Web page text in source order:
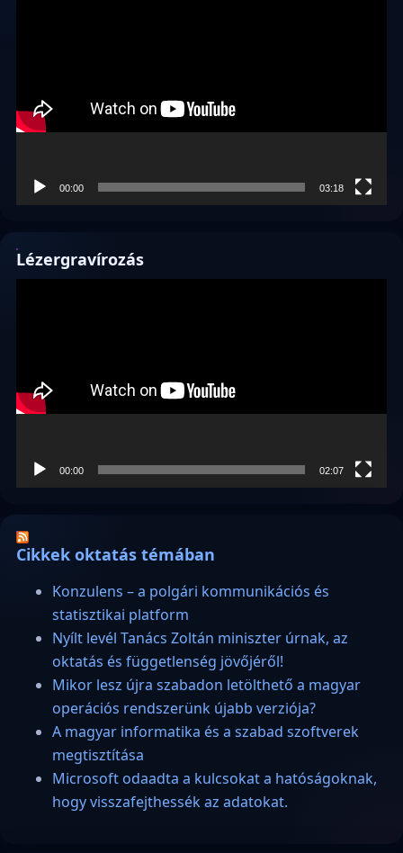
00:00 03:18
Lézergravírozás
00:00 02:07
Cikkek oktatás témában
Konzulens – a polgári kommunikációs és
statisztikai platform
Nyílt levél Tanács Zoltán miniszter úrnak, az
oktatás és függetlenség jövőjéről!
Mikor lesz újra szabadon letölthető a magyar
operációs rendszerünk újabb verziója?
A magyar informatika és a szabad szoftverek
megtisztítása
Microsoft odaadta a kulcsokat a hatóságoknak,
hogy visszafejthessék az adatokat.